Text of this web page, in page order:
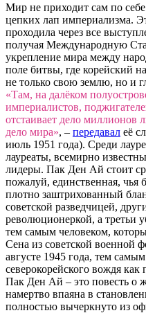
Мир не приходит сам по
цепких лап империализма.
проходила через все
получая Международную
укрепление мира между
поле битвы, где корейский
не только свою землю, но и
«Там, на далёком
империалистов,
отстаивает дело миллионов
дело мира», – передавал её
июль 1951 года). Среди
лауреаты, всемирно
лидеры. Пак Ден Ай стоит
пожалуй, единственная, чья
плотно заштрихованный
советской разведчицей,
революционеркой, а третьи
тем самым человеком,
Сена из советской военной
августе 1945 года, тем
северокорейского вождя
Пак Ден Ай – это повесть о
намертво впаяна в
полностью вычеркнуто из